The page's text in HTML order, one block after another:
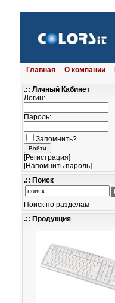
Главная О компании
.:: Личный Кабинет
Логин:
Пароль:
Запомнить?
[Регистрация]
[Напомнить пароль]
.:: Поиск
Поиск по разделам
.:: Продукция